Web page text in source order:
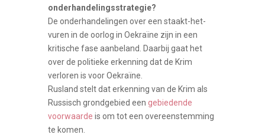
onderhandelingsstrategie?
De onderhandelingen over een staakt-het-
vuren in de oorlog in Oekraïne zijn in een
kritische fase aanbeland. Daarbij gaat het
over de politieke erkenning dat de Krim
verloren is voor Oekraïne.
Rusland stelt dat erkenning van de Krim als
Russisch grondgebied een gebiedende
voorwaarde is om tot een overeenstemming
te komen.